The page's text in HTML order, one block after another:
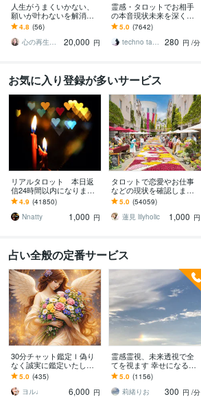
人生がうまくいかない、
願いが叶わないを解消し
ます 現実を変えるために
努力したのに、自力では
もう無理と感じている
4.8 (56)
心の再生セラピスト YASUKO
20,000 円
霊感・タロットでお相手
の本音現状未来を深く視
ます 恋愛・仕事・家族・
人間関係の本質を見抜き
スピード解決へ
5.0 (7642)
techno tango
280 円 /分
お気に入り登録が多いサービス
リアルタロット 本日返
信24時間以内になります
❤︎タイトルをご確認くださ
い❤︎
4.9 (41850)
Nnatty
1,000 円
タロットで恋愛やお仕事
などの現状を確認します
アドバイスもしっかりお
届けしますので安心して
ください♡
5.0 (54059)
蓮見 lilyholic
1,000 円
占い全般の定番サービス
30分チャット鑑定ｌ偽り
なく誠実に鑑定いたしま
す 《ご予約制です》複数
のご質問がある方向きで
す。
5.0 (435)
ヨル♩
6,000 円
霊感霊視、未来透視で全
てを視ます 幸せになる方
法は必ずあります。
5.0 (1156)
莉緒りお
300 円 /分